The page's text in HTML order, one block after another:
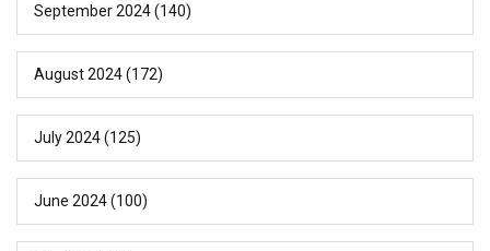
September 2024(140)
August 2024(172)
July 2024(125)
June 2024(100)